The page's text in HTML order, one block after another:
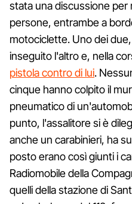
stata una discussione per
persone, entrambe a
motociclette. Uno dei
inseguito l'altro e, nella
pistola contro di lui.
cinque hanno colpito il
pneumatico di
punto, l'assalitore si è
anche un carabinieri, ha
posto erano così giunti i
Radiomobile della
quelli della stazione di